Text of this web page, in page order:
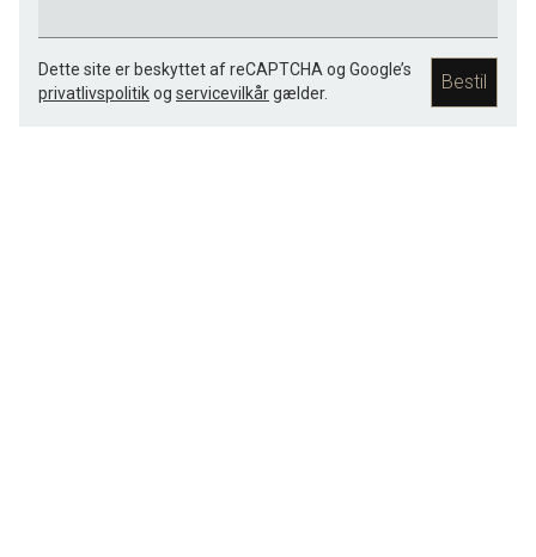
Dette site er beskyttet af reCAPTCHA og Google’s
privatlivspolitikog servicevilkårgælder. Bestil